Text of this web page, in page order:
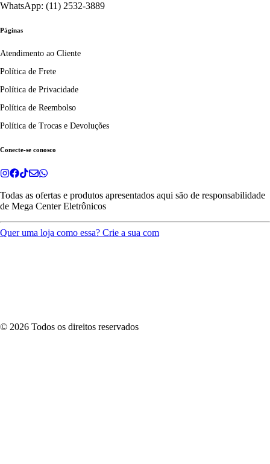
WhatsApp: (11) 2532-3889
Páginas
Atendimento ao Cliente
Política de Frete
Política de Privacidade
Política de Reembolso
Política de Trocas e Devoluções
Conecte-se conosco
Todas as ofertas e produtos apresentados aqui são de responsabilidade
de Mega Center Eletrônicos
Quer uma loja como essa? Crie a sua com
© 2026 Todos os direitos reservados